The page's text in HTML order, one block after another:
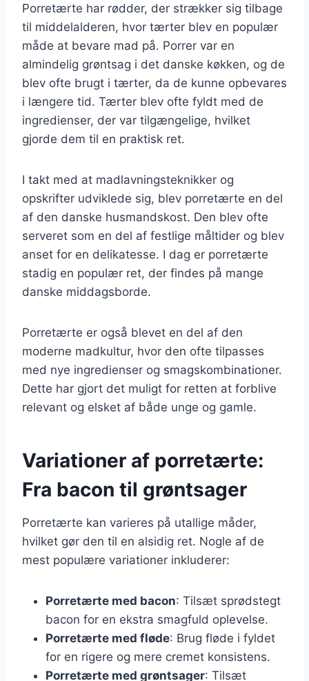
Porretærte har rødder, der strækker sig tilbage
til middelalderen, hvor tærter blev en populær
måde at bevare mad på. Porrer var en
almindelig grøntsag i det danske køkken, og de
blev ofte brugt i tærter, da de kunne opbevares
i længere tid. Tærter blev ofte fyldt med de
ingredienser, der var tilgængelige, hvilket
gjorde dem til en praktisk ret.
I takt med at madlavningsteknikker og
opskrifter udviklede sig, blev porretærte en del
af den danske husmandskost. Den blev ofte
serveret som en del af festlige måltider og blev
anset for en delikatesse. I dag er porretærte
stadig en populær ret, der findes på mange
danske middagsborde.
Porretærte er også blevet en del af den
moderne madkultur, hvor den ofte tilpasses
med nye ingredienser og smagskombinationer.
Dette har gjort det muligt for retten at forblive
relevant og elsket af både unge og gamle.
Variationer af porretærte:
Fra bacon til grøntsager
Porretærte kan varieres på utallige måder,
hvilket gør den til en alsidig ret. Nogle af de
mest populære variationer inkluderer:
Porretærte med bacon: Tilsæt sprødstegt
bacon for en ekstra smagfuld oplevelse.
Porretærte med fløde: Brug fløde i fyldet
for en rigere og mere cremet konsistens.
Porretærte med grøntsager: Tilsæt